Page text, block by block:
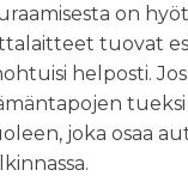
on
tuovat
helposti.
joka osaa